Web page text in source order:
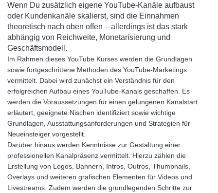
Wenn Du zusätzlich eigene YouTube-Kanäle aufbaust
oder Kundenkanäle skalierst, sind die Einnahmen
theoretisch nach oben offen – allerdings ist das stark
abhängig von Reichweite, Monetarisierung und
Geschäftsmodell.
Im Rahmen dieses YouTube Kurses werden die Grundlagen
sowie fortgeschrittene Methoden des YouTube-Marketings
vermittelt. Dabei wird zunächst ein Verständnis für den
erfolgreichen Aufbau eines YouTube-Kanals geschaffen. Es
werden die Voraussetzungen für einen gelungenen Kanalstart
erläutert, geeignete Nischen identifiziert sowie wichtige
Grundlagen, Ausstattungsanforderungen und Strategien für
Neueinsteiger vorgestellt.
Darüber hinaus werden Kenntnisse zur Gestaltung einer
professionellen Kanalpräsenz vermittelt. Hierzu zählen die
Erstellung von Logos, Bannern, Intros, Outros, Thumbnails,
Overlays und weiteren grafischen Elementen für Videos und
Livestreams. Zudem werden die grundlegenden Schritte zur